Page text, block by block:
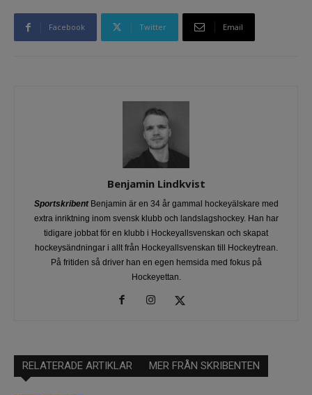
Facebook Twitter Email
Benjamin Lindkvist
SportskribentBenjamin är en 34 år gammal hockeyälskare med
extra inriktning inom svensk klubb och landslagshockey. Han har
tidigare jobbat för en klubb i Hockeyallsvenskan och skapat
hockeysändningar i allt från Hockeyallsvenskan till Hockeytrean.
På fritiden så driver han en egen hemsida med fokus på
Hockeyettan.
RELATERADE ARTIKLAR MER FRÅN SKRIBENTEN